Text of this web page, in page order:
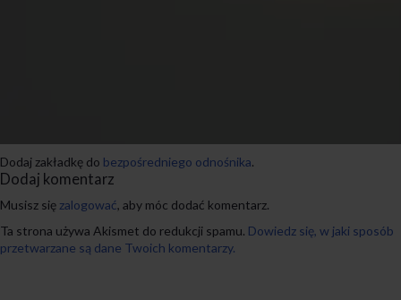
Dodaj zakładkę do bezpośredniego odnośnika.
Dodaj komentarz
Musisz się zalogować, aby móc dodać komentarz.
Ta strona używa Akismet do redukcji spamu. Dowiedz się, w jaki sposób
przetwarzane są dane Twoich komentarzy.